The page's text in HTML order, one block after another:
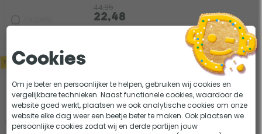
44,95
22,48
Topper - 30%
Bo-Camp Urban Outdoor
Streeterville binnentent - 3
personen
2 beoordelingen
Met 3 opbergvakken
Cookies
Om je beter en persoonlijker te helpen, gebruiken wij cookies en
vergelijkbare technieken. Naast functionele cookies, waardoor de
website goed werkt, plaatsen we ook analytische cookies om onze
website elke dag weer een beetje beter te maken. Ook plaatsen we
persoonlijke cookies zodat wij en derde partijen jouw